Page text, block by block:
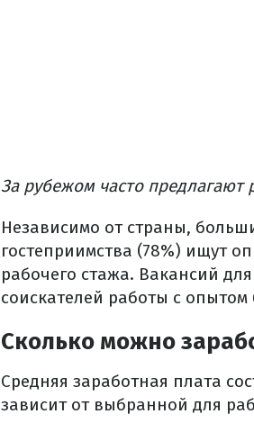
За рубежом часто
Независимо от страны,
гостеприимства (78%) ищут
рабочего стажа. Вакансий
соискателей работы с опытом
Сколько можно
Средняя заработная плата
зависит от выбранной для